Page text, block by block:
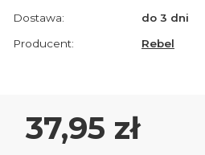
Dostawa:
do 3 dni
Producent:
Rebel
Cena
37,95 zł